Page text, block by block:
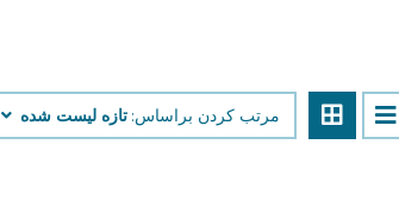
مرتب کردن براساس: تازه لیست شده